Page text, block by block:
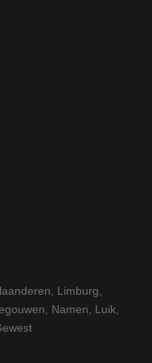
Limburg
Namen Luik